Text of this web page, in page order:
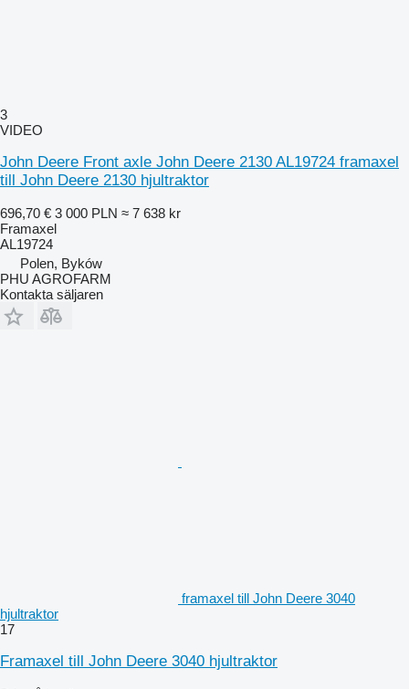
3
VIDEO
John Deere Front axle John Deere 2130 AL19724 framaxel
till John Deere 2130 hjultraktor
696,70 € 3 000 PLN ≈ 7 638 kr
Framaxel
AL19724
Polen, Byków
PHU AGROFARM
Kontakta säljaren
framaxel till John Deere 3040
hjultraktor
17
Framaxel till John Deere 3040 hjultraktor